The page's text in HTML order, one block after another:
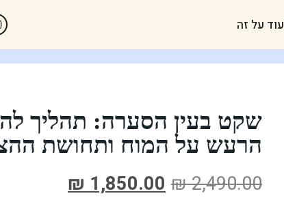
עוד על זה
שקט בעין הסערה: תהליך
הרעש על המוח ותחושת
₪2,490.00
₪1,850.00